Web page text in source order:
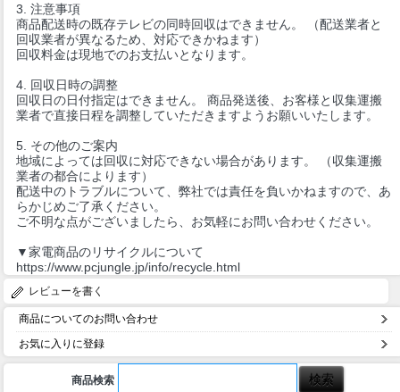
3. 注意事項
商品配送時の既存テレビの同時回収はできません。 （配送業者と
回収業者が異なるため、対応できかねます）
回収料金は現地でのお支払いとなります。
4. 回収日時の調整
回収日の日付指定はできません。 商品発送後、お客様と収集運搬
業者で直接日程を調整していただきますようお願いいたします。
5. その他のご案内
地域によっては回収に対応できない場合があります。 （収集運搬
業者の都合によります）
配送中のトラブルについて、弊社では責任を負いかねますので、あ
らかじめご了承ください。
ご不明な点がございましたら、お気軽にお問い合わせください。
▼家電商品のリサイクルについて
https://www.pcjungle.jp/info/recycle.html
レビューを書く
商品についてのお問い合わせ
お気に入りに登録
商品検索